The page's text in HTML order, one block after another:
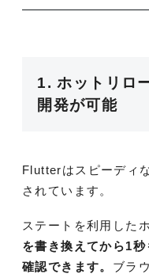
1. ホットリロ
開発が可能
Flutterはスピーディ
されています。
ステートを利用した
を書き換えてから1
確認できます。 ブラ